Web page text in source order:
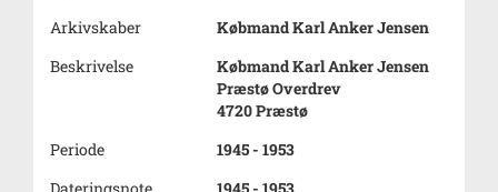
Arkivskaber
Købmand Karl Anker Jensen
Beskrivelse
Købmand Karl Anker Jensen
Præstø Overdrev
4720 Præstø
Periode
1945 - 1953